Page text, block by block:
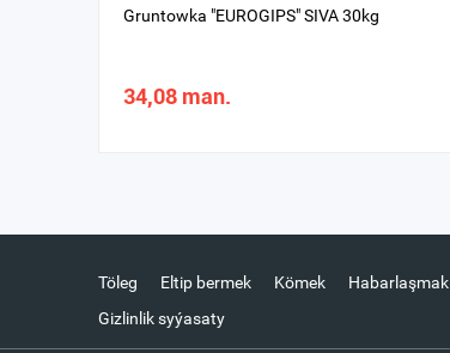
Gruntowka "EUROGIPS" SIVA 30kg
34,08 man.
Töleg Eltip bermek Kömek
Habarlaşmak
Gizlinlik syýasaty